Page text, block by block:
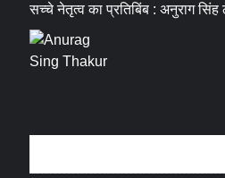
सच्चे नेतृत्व का प्रतिबिंब : अनुराग सिंह